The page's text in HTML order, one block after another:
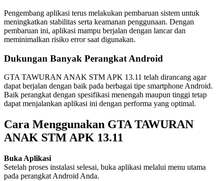
Pengembang aplikasi terus melakukan pembaruan sistem untuk
meningkatkan stabilitas serta keamanan penggunaan. Dengan
pembaruan ini, aplikasi mampu berjalan dengan lancar dan
meminimalkan risiko error saat digunakan.
Dukungan Banyak Perangkat Android
GTA TAWURAN ANAK STM APK 13.11 telah dirancang agar
dapat berjalan dengan baik pada berbagai tipe smartphone Android.
Baik perangkat dengan spesifikasi menengah maupun tinggi tetap
dapat menjalankan aplikasi ini dengan performa yang optimal.
Cara Menggunakan GTA TAWURAN
ANAK STM APK 13.11
Buka Aplikasi
Setelah proses instalasi selesai, buka aplikasi melalui menu utama
pada perangkat Android Anda.